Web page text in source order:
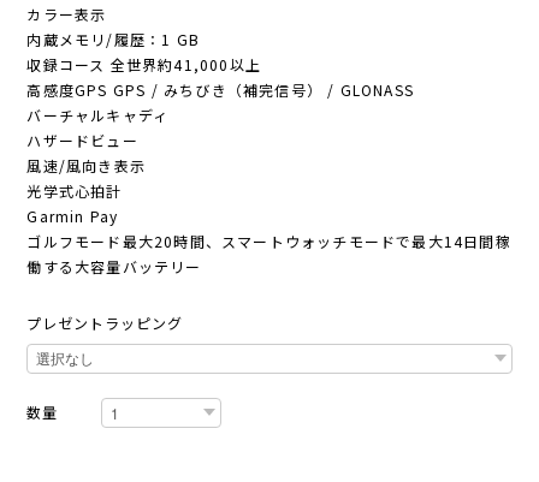
カラー表示
内蔵メモリ/履歴：1 GB
収録コース 全世界約41,000以上
高感度GPS GPS / みちびき（補完信号） / GLONASS
バーチャルキャディ
ハザードビュー
風速/風向き表示
光学式心拍計
Garmin Pay
ゴルフモード最大20時間、スマートウォッチモードで最大14日間稼
働する大容量バッテリー
プレゼントラッピング
数量